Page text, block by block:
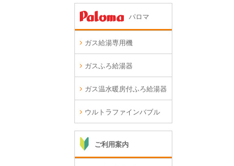
パロマ
ガス給湯専用機
ガスふろ給湯器
ガス温水暖房付ふろ給湯器
ウルトラファインバブル
ご利用案内